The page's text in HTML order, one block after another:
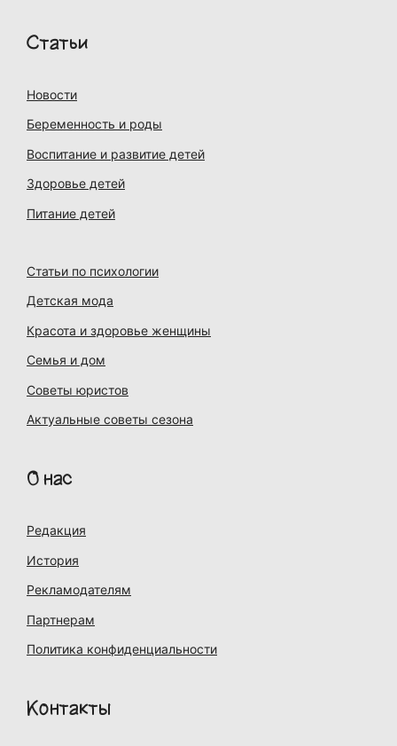
Статьи
Новости
Беременность и роды
Воспитание и развитие детей
Здоровье детей
Питание детей
Статьи по психологии
Детская мода
Красота и здоровье женщины
Семья и дом
Советы юристов
Актуальные советы сезона
О нас
Редакция
История
Рекламодателям
Партнерам
Политика конфиденциальности
Контакты